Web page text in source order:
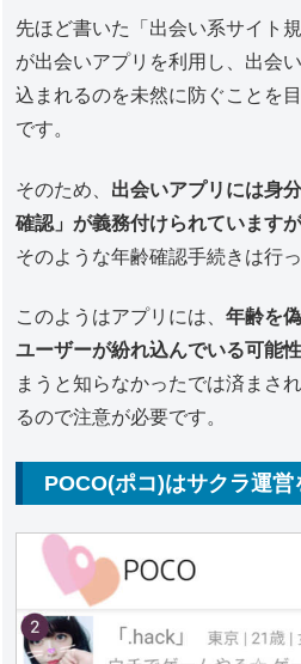
先ほど書いた「出会い系サイト
が出会いアプリを利用し、出会
込まれるのを未然に防ぐことを
です。
そのため、 出会いアプリには身
確認」が義務付けられていますが
そのような年齢確認手続きは行
このようはアプリには、年齢を
ユーザーが紛れ込んでいる可能
まうと知らなかったでは済まさ
るので注意が必要です。
POCO(ポコ)はサクラ運営